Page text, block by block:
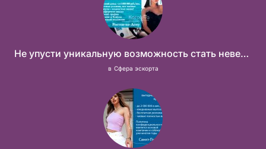
Не упусти уникальную возможность стать невероятно успешной и независимой!
в Сфера эскорта